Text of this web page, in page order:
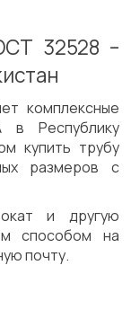
32528 –
комплексные
в Республику
купить трубу
размеров с
и другую
способом на
почту.